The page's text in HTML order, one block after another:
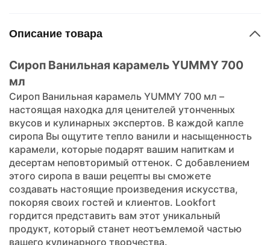
Описание товара
Сироп Ванильная карамель YUMMY 700
мл
Сироп Ванильная карамель YUMMY 700 мл –
настоящая находка для ценителей утонченных
вкусов и кулинарных экспертов. В каждой капле
сиропа Вы ощутите тепло ванили и насыщенность
карамели, которые подарят вашим напиткам и
десертам неповторимый оттенок. С добавлением
этого сиропа в ваши рецепты вы сможете
создавать настоящие произведения искусства,
покоряя своих гостей и клиентов. Lookfort
гордится представить вам этот уникальный
продукт, который станет неотъемлемой частью
вашего кулинарного творчества.